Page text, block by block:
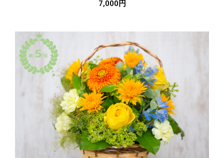
7,000円